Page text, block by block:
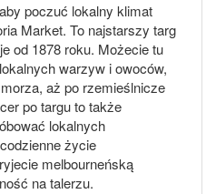
poczuć lokalny klimat
Market. To najstarszy targ
od 1878 roku. Możecie tu
warzyw i owoców,
aż po rzemieślnicze
po targu to także
lokalnych
życie
melbourneńską
na talerzu.